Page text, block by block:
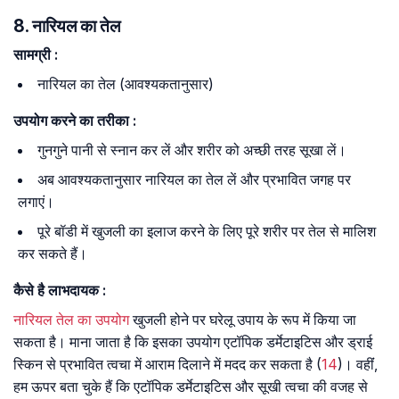
8. नारियल का तेल
सामग्री:
नारियल का तेल (आवश्यकतानुसार)
उपयोग करने का तरीका:
गुनगुने पानी से स्नान कर लें और शरीर को अच्छी तरह सूखा लें।
अब आवश्यकतानुसार नारियल का तेल लें और प्रभावित जगह पर
लगाएं।
पूरे बॉडी में खुजली का इलाज करने के लिए पूरे शरीर पर तेल से मालिश
कर सकते हैं।
कैसे है लाभदायक:
नारियल तेल का उपयोगखुजली होने पर घरेलू उपाय के रूप में किया जा
सकता है। माना जाता है कि इसका उपयोग एटॉपिक डर्मेटाइटिस और ड्राई
स्किन से प्रभावित त्वचा में आराम दिलाने में मदद कर सकता है (14)। वहींं,
हम ऊपर बता चुके हैं कि एटॉपिक डर्मेटाइटिस और सूखी त्वचा की वजह से